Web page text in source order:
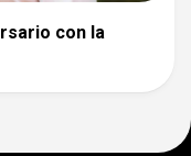
con la